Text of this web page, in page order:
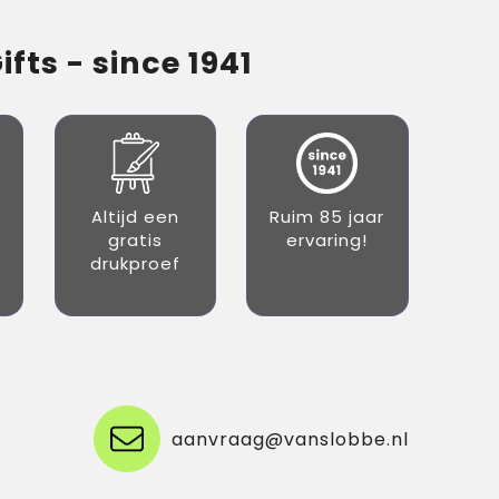
- since 1941
Altijd een
gratis
drukproef
Ruim 85 jaar
ervaring!
aanvraag@vanslobbe.nl